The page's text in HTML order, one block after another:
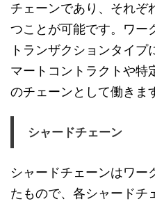
チェーンであり、それぞ
つことが可能です。ワー
トランザクションタイ
マートコントラクトや特
のチェーンとして働きま
シャードチェーン
シャードチェーンはワー
たもので、各シャードチ